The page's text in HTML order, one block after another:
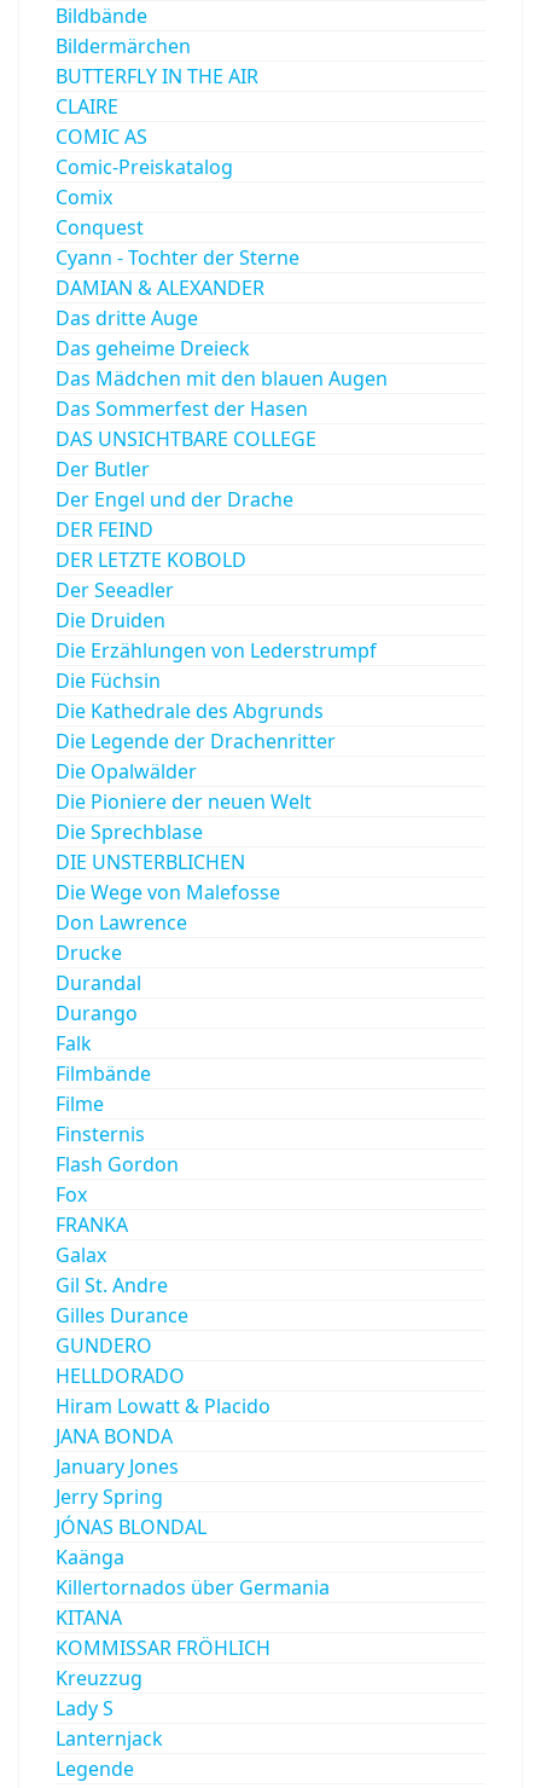
Bildbände
Bildermärchen
BUTTERFLY IN THE AIR
CLAIRE
COMIC AS
Comic-Preiskatalog
Comix
Conquest
Cyann - Tochter der Sterne
DAMIAN & ALEXANDER
Das dritte Auge
Das geheime Dreieck
Das Mädchen mit den blauen Augen
Das Sommerfest der Hasen
DAS UNSICHTBARE COLLEGE
Der Butler
Der Engel und der Drache
DER FEIND
DER LETZTE KOBOLD
Der Seeadler
Die Druiden
Die Erzählungen von Lederstrumpf
Die Füchsin
Die Kathedrale des Abgrunds
Die Legende der Drachenritter
Die Opalwälder
Die Pioniere der neuen Welt
Die Sprechblase
DIE UNSTERBLICHEN
Die Wege von Malefosse
Don Lawrence
Drucke
Durandal
Durango
Falk
Filmbände
Filme
Finsternis
Flash Gordon
Fox
FRANKA
Galax
Gil St. Andre
Gilles Durance
GUNDERO
HELLDORADO
Hiram Lowatt & Placido
JANA BONDA
January Jones
Jerry Spring
JÓNAS BLONDAL
Kaänga
Killertornados über Germania
KITANA
KOMMISSAR FRÖHLICH
Kreuzzug
Lady S
Lanternjack
Legende